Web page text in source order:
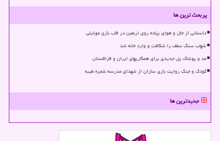
پربحث ترین ها
داستانی از حال و هوای پیاده روی اربعین در قاب بازی موبایلی
شهاب سنگ سقف را شکافت و وارد خانه شد
مد و پوشاک پل جدیدی برای همکاریهای ایران و قزاقستان
کودک و جنگ روایت بازی سازان از شهدای مدرسه شجره طیبه
جدیدترین ها